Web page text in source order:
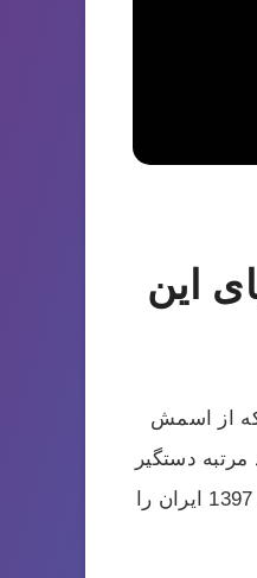
این
از اسمش
دستگیر
شد و در آخرین بار به دادگاه انقلاب ارجاع داده شد و با این اتفاق دیگر این خواننده شرایط را برای ماندن در ایران مناسب ندانست و در سال 1397 ایران را